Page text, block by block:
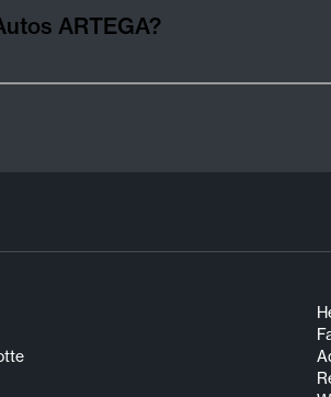
ARTEGA?